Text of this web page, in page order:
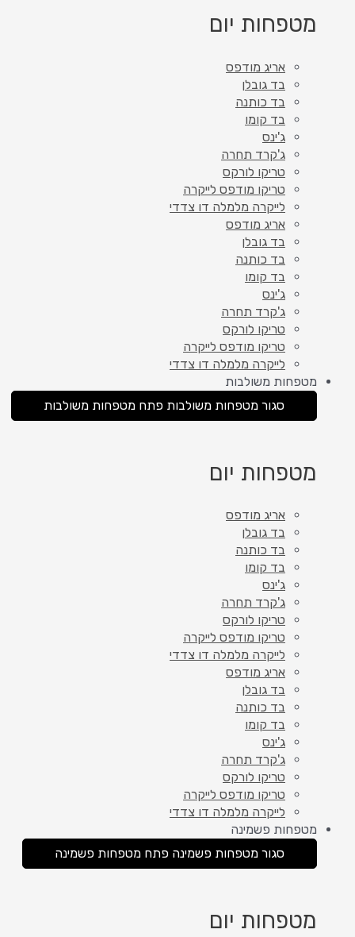
מטפחות יום
אריג מודפס
בד גובלן
בד כותנה
בד קומו
ג'ינס
ג'קרד תחרה
טריקו לורקס
טריקו מודפס לייקרה
לייקרה מלמלה דו צדדי
אריג מודפס
בד גובלן
בד כותנה
בד קומו
ג'ינס
ג'קרד תחרה
טריקו לורקס
טריקו מודפס לייקרה
לייקרה מלמלה דו צדדי
מטפחות משולבות
סגור מטפחות משולבות פתח מטפחות משולבות
מטפחות יום
אריג מודפס
בד גובלן
בד כותנה
בד קומו
ג'ינס
ג'קרד תחרה
טריקו לורקס
טריקו מודפס לייקרה
לייקרה מלמלה דו צדדי
אריג מודפס
בד גובלן
בד כותנה
בד קומו
ג'ינס
ג'קרד תחרה
טריקו לורקס
טריקו מודפס לייקרה
לייקרה מלמלה דו צדדי
מטפחות פשמינה
סגור מטפחות פשמינה פתח מטפחות פשמינה
מטפחות יום